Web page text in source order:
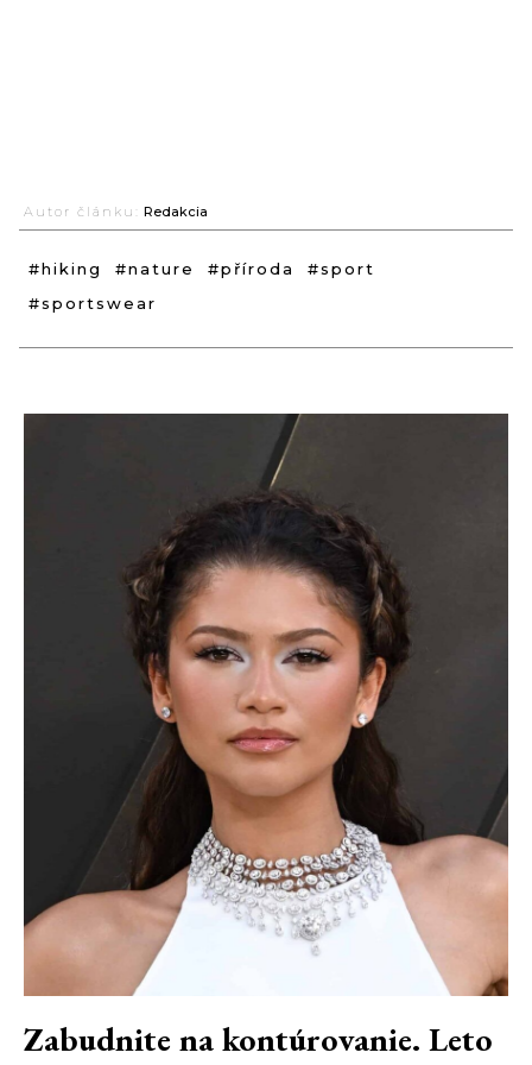
Autor článku: Redakcia
#hiking #nature #příroda
#sport
#sportswear
Zabudnite na kontúrovanie. Leto